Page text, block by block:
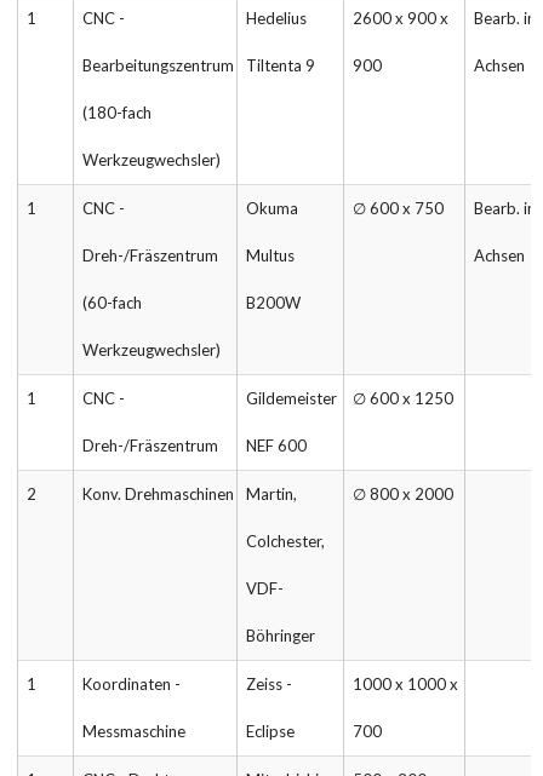
1 CNC -
Bearbeitungszentrum
(180-fach
Werkzeugwechsler)
Hedelius
Tiltenta 9
2600 x 900 x
900
Bearb. in
Achsen
1 CNC -
Dreh-/Fräszentrum
(60-fach
Werkzeugwechsler)
Okuma
Multus
B200W
∅ 600 x 750 Bearb. in
Achsen
1 CNC -
Dreh-/Fräszentrum
Gildemeister
NEF 600
∅ 600 x 1250
2 Konv. Drehmaschinen Martin,
Colchester,
VDF-
Böhringer
∅ 800 x 2000
1 Koordinaten -
Messmaschine
Zeiss -
Eclipse
1000 x 1000 x
700